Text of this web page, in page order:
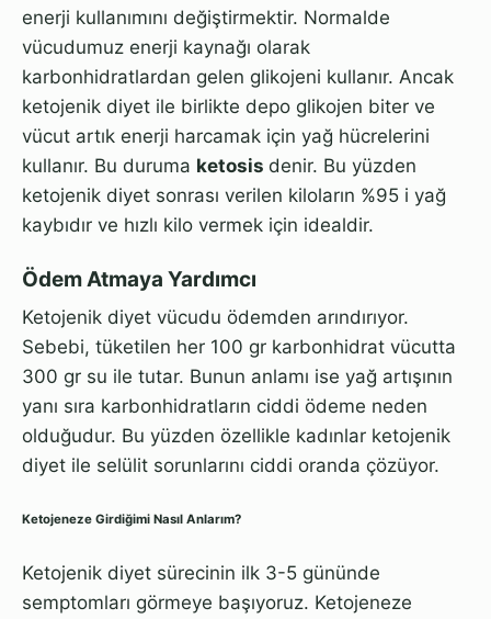
enerji kullanımını değiştirmektir. Normalde
vücudumuz enerji kaynağı olarak
karbonhidratlardan gelen glikojeni kullanır. Ancak
ketojenik diyet ile birlikte depo glikojen biter ve
vücut artık enerji harcamak için yağ hücrelerini
kullanır. Bu duruma ketosis denir. Bu yüzden
ketojenik diyet sonrası verilen kiloların %95 i yağ
kaybıdır ve hızlı kilo vermek için idealdir.
Ödem Atmaya Yardımcı
Ketojenik diyet vücudu ödemden arındırıyor.
Sebebi, tüketilen her 100 gr karbonhidrat vücutta
300 gr su ile tutar. Bunun anlamı ise yağ artışının
yanı sıra karbonhidratların ciddi ödeme neden
olduğudur. Bu yüzden özellikle kadınlar ketojenik
diyet ile selülit sorunlarını ciddi oranda çözüyor.
Ketojeneze Girdiğimi Nasıl Anlarım?
Ketojenik diyet sürecinin ilk 3-5 gününde
semptomları görmeye başıyoruz. Ketojeneze